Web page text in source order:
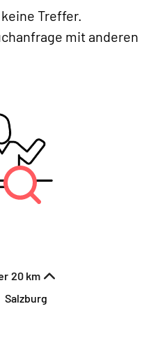
Treffer.
mit anderen
20 km
Salzburg